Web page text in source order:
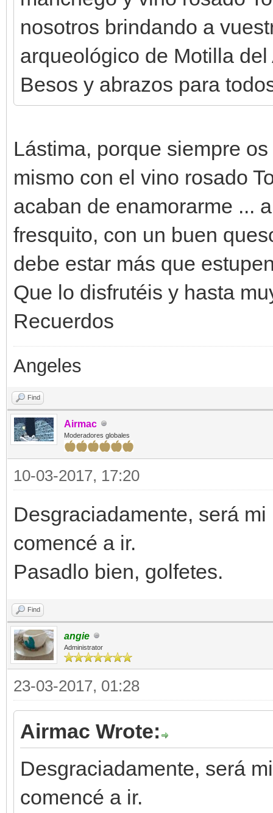
nosotros brindando a
arqueológico de Motilla
Besos y abrazos para
Lástima, porque siempre
mismo con el vino rosado
acaban de enamorarme ...
fresquito, con un buen
debe estar más que
Que lo disfrutéis y hasta
Recuerdos
Angeles
Find
Airmac
Moderadores globales
10-03-2017, 17:20
Desgraciadamente, será
comencé a ir.
Pasadlo bien, golfetes.
Find
angie
Administrator
23-03-2017, 01:28
Airmac Wrote:
Desgraciadamente, será
comencé a ir.